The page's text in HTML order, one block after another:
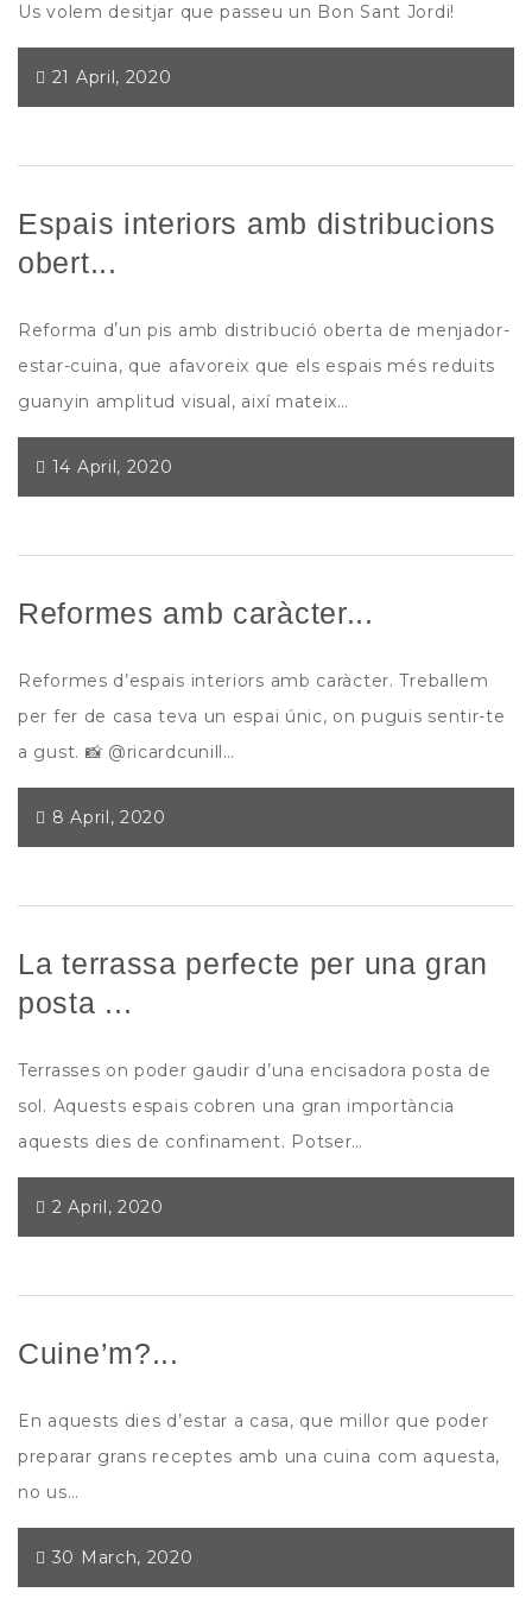
Us volem desitjar que passeu un Bon Sant Jordi!
21 April, 2020
Espais interiors amb distribucions
obert...
Reforma dʼun pis amb distribució oberta de menjador-
estar-cuina, que afavoreix que els espais més reduits
guanyin amplitud visual, així mateix…
14 April, 2020
Reformes amb caràcter...
Reformes d’espais interiors amb caràcter. Treballem
per fer de casa teva un espai únic, on puguis sentir-te
a gust. 📸 @ricardcunill…
8 April, 2020
La terrassa perfecte per una gran
posta ...
Terrasses on poder gaudir d’una encisadora posta de
sol. Aquests espais cobren una gran importància
aquests dies de confinament. Potser…
2 April, 2020
Cuine’m?...
En aquests dies d’estar a casa, que millor que poder
preparar grans receptes amb una cuina com aquesta,
no us…
30 March, 2020